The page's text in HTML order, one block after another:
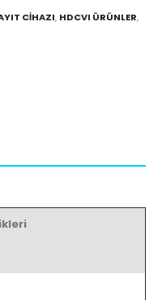
CIHAZI, HDCVI ÜRÜNLER,